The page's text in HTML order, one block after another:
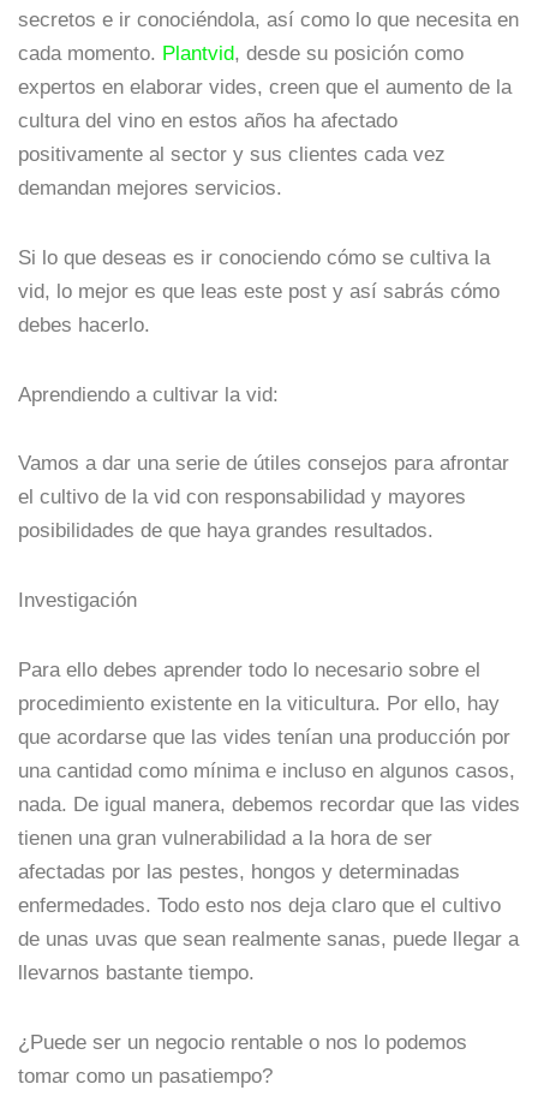
secretos e ir conociéndola, así como lo que necesita en
cada momento. Plantvid, desde su posición como
expertos en elaborar vides, creen que el aumento de la
cultura del vino en estos años ha afectado
positivamente al sector y sus clientes cada vez
demandan mejores servicios.
Si lo que deseas es ir conociendo cómo se cultiva la
vid, lo mejor es que leas este post y así sabrás cómo
debes hacerlo.
Aprendiendo a cultivar la vid:
Vamos a dar una serie de útiles consejos para afrontar
el cultivo de la vid con responsabilidad y mayores
posibilidades de que haya grandes resultados.
Investigación
Para ello debes aprender todo lo necesario sobre el
procedimiento existente en la viticultura. Por ello, hay
que acordarse que las vides tenían una producción por
una cantidad como mínima e incluso en algunos casos,
nada. De igual manera, debemos recordar que las vides
tienen una gran vulnerabilidad a la hora de ser
afectadas por las pestes, hongos y determinadas
enfermedades. Todo esto nos deja claro que el cultivo
de unas uvas que sean realmente sanas, puede llegar a
llevarnos bastante tiempo.
¿Puede ser un negocio rentable o nos lo podemos
tomar como un pasatiempo?